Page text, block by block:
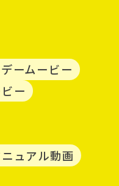
ームービー
ー
ュアル動画